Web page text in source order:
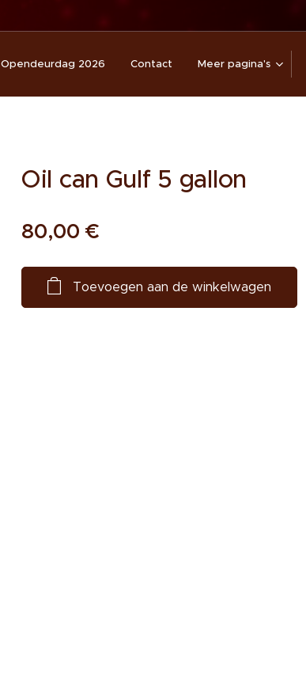
Opendeurdag 2026 Contact Meer pagina's
Oil can Gulf 5 gallon
80,00 €
Toevoegen aan de winkelwagen